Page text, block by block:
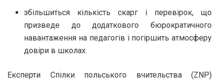
збільшиться кількість скарг і перевірок, що
призведе до додаткового бюрократичного
навантаження на педагогів і погіршить атмосферу
довіри в школах.
Експерти Спілки польського вчительства (ZNP)